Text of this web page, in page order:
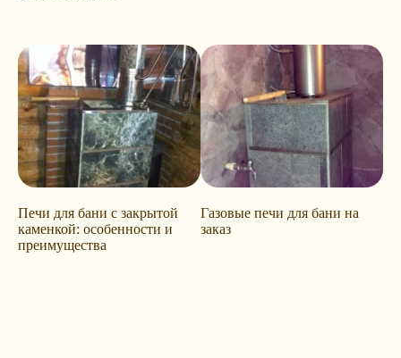
Печи для бани с закрытой
каменкой: особенности и
преимущества
Газовые печи для бани на
заказ